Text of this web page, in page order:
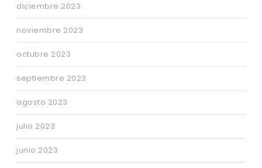
diciembre 2023
noviembre 2023
octubre 2023
septiembre 2023
agosto 2023
julio 2023
junio 2023